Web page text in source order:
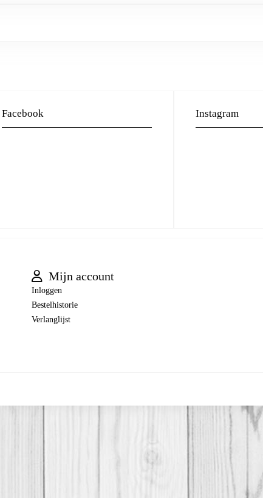
Facebook Instagram
Mijn account
Inloggen
Bestelhistorie
Verlanglijst